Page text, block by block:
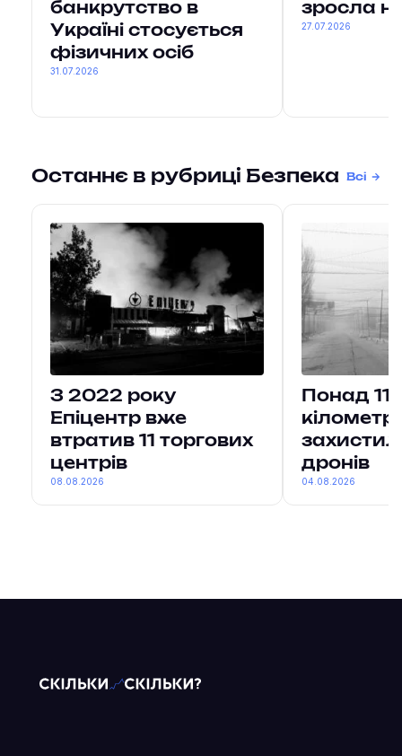
банкрутство в
Україні стосується
фізичних осіб
31.07.2026
зросла
27.07.2026
Останнє в рубриці Безпека Всі
З 2022 року
Епіцентр вже
втратив 11 торгових
центрів
08.08.2026
Понад
дронів
04.08.2026